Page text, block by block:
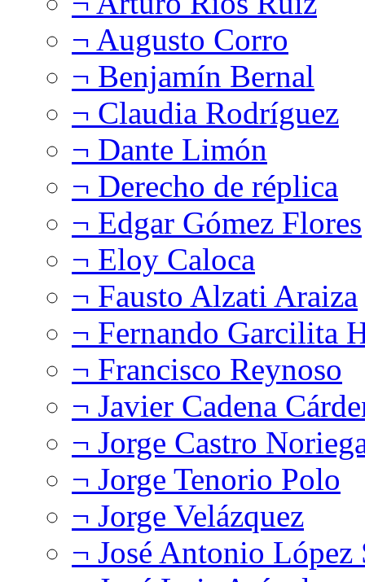
¬ Augusto Corro
¬ Benjamín Bernal
¬ Claudia Rodríguez
¬ Dante Limón
¬ Derecho de réplica
¬ Edgar Gómez Flores
¬ Eloy Caloca
¬ Fausto Alzati Araiza
¬ Fernando Garcilita
¬ Francisco Reynoso
¬ Javier Cadena
¬ Jorge Castro
¬ Jorge Tenorio Polo
¬ Jorge Velázquez
¬ José Antonio López